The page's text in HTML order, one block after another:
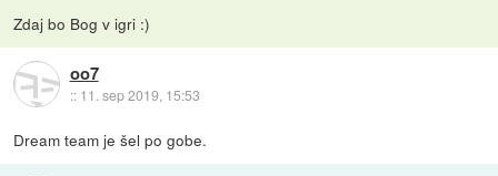
Zdaj bo Bog v igri :)
oo7
:: 11. sep 2019, 15:53
Dream team je šel po gobe.